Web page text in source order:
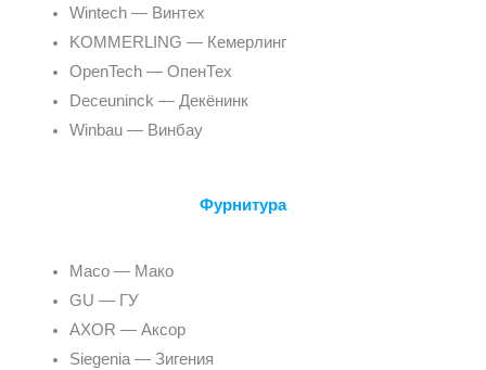
Wintech — Винтех
KOMMERLING — Кемерлинг
OpenTech — ОпенТех
Deceuninck — Декёнинк
Winbau — Винбау
Фурнитура
Maco — Мако
GU — ГУ
AXOR — Аксор
Siegenia — Зигения